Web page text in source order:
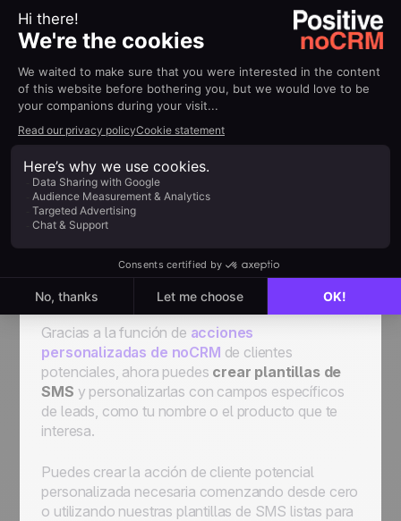
Hola [Nombre], hemos lanzado una nueva
función para nuestro [producto] que creemos
que podría beneficiarlo enormemente. ¡Dale
una oportunidad hoy!
Configuración de tus
plantillas de SMS con
noCRM
Paraagilizar tu estrategia de ventas de SMS
noCRM te permite administrar tus plantillas de
SMS directamente desde su software de
administración de clientes potenciales.
Gracias a la función de acciones
personalizadas de noCRM de clientes
potenciales, ahora puedes crear plantillas de
SMS y personalizarlas con campos específicos
de leads, como tu nombre o el producto que te
interesa.
Puedes crear la acción de cliente potencial
personalizada necesaria comenzando desde cero
o utilizando nuestras plantillas de SMS listas para